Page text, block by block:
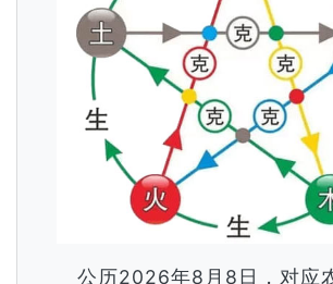
公历2026年8月8日，对应